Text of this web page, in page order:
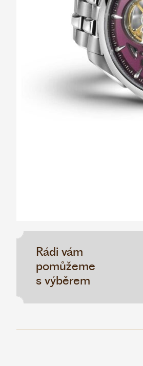
Rádi vám
pomůžeme
s výběrem